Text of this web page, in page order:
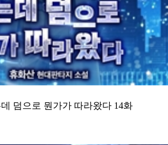
덤으로 뭔가가 따라왔다 14화